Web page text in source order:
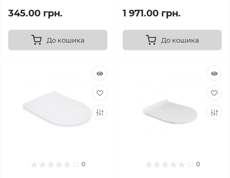
345.00 грн.
До кошика
1 971.00 грн.
До кошика
0 0